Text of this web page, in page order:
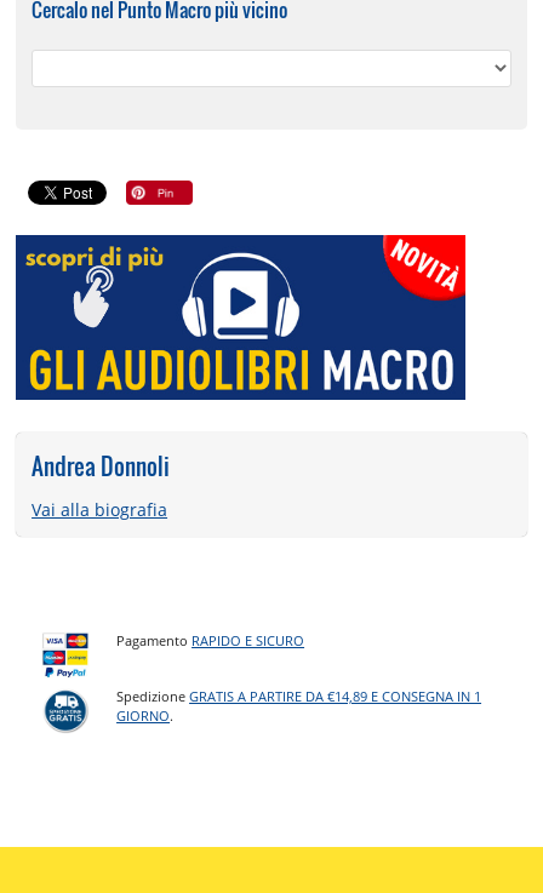
Cercalo nel Punto Macro più vicino
Andrea Donnoli
Vai alla biografia
Pagamento RAPIDO E SICURO
SpedizioneGRATIS A PARTIRE DA €14,89 E CONSEGNA IN 1
GIORNO.